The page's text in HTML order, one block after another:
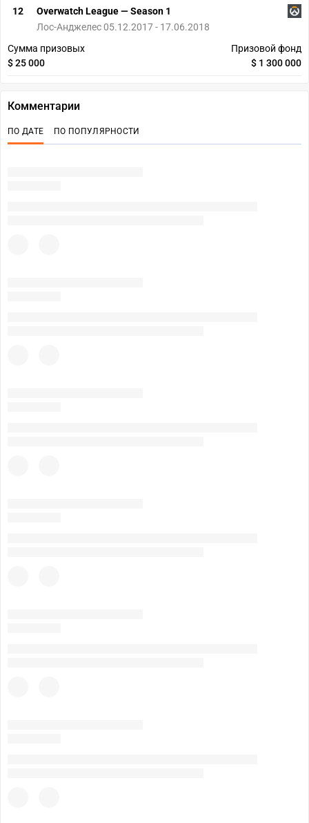
12
Overwatch League — Season 1
Лос-Анджелес 05.12.2017 - 17.06.2018
Сумма призовых
$ 25 000
Призовой фонд
$ 1 300 000
Комментарии
ПО ДАТЕ ПО ПОПУЛЯРНОСТИ